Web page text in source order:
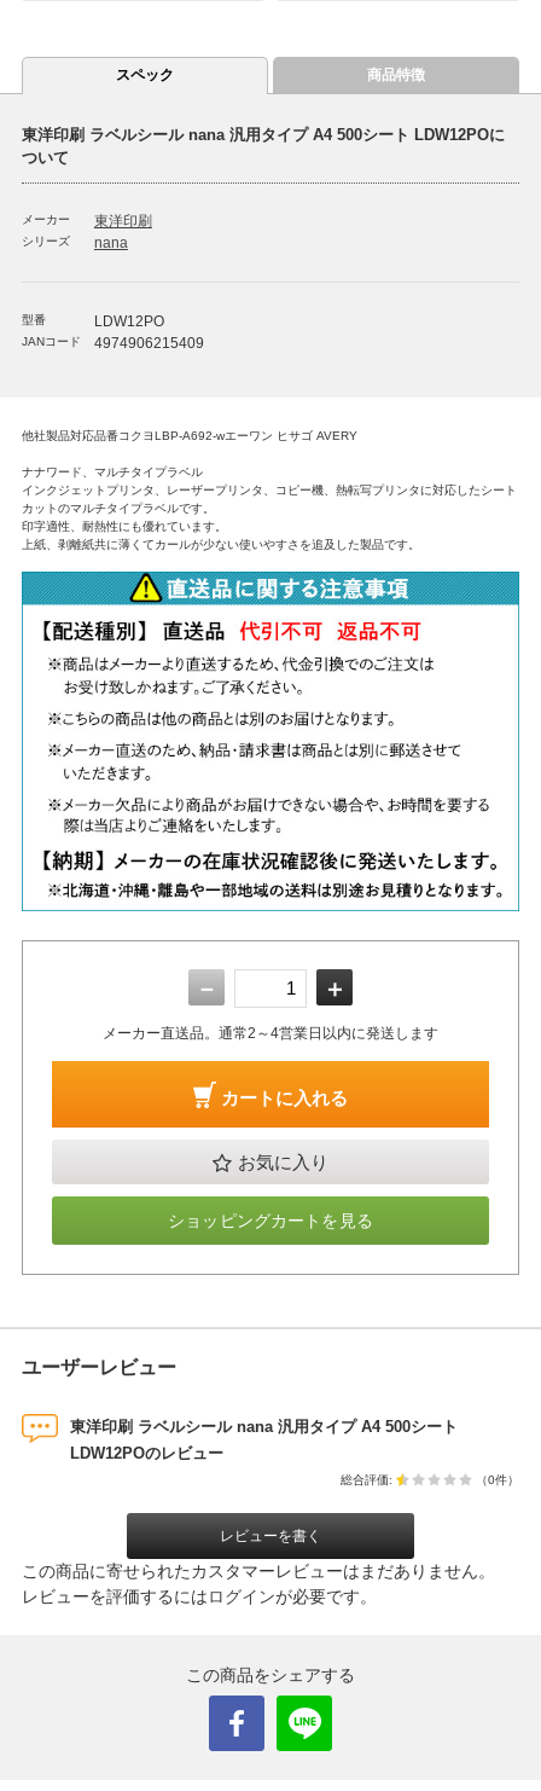
スペック 商品特徴
東洋印刷 ラベルシール nana 汎用タイプ A4 500シート LDW12POに
ついて
メーカー 東洋印刷
シリーズ nana
型番 LDW12PO
JANコード 4974906215409
他社製品対応品番コクヨLBP-A692-wエーワン ヒサゴ AVERY
ナナワード、マルチタイプラベル
インクジェットプリンタ、レーザープリンタ、コピー機、熱転写プリンタに対応したシート
カットのマルチタイプラベルです。
印字適性、耐熱性にも優れています。
上紙、剥離紙共に薄くてカールが少ない使いやすさを追及した製品です。
－ ＋
メーカー直送品。通常2～4営業日以内に発送します
カートに入れる
お気に入り
ショッピングカートを見る
ユーザーレビュー
東洋印刷 ラベルシール nana 汎用タイプ A4 500シート
LDW12POのレビュー
総合評価: （0件）
レビューを書く
この商品に寄せられたカスタマーレビューはまだありません。
レビューを評価するにはログインが必要です。
この商品をシェアする